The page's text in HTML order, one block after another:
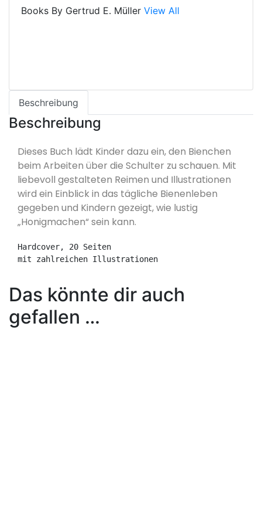
Books By Gertrud E. Müller View All
Beschreibung
Beschreibung
Dieses Buch lädt Kinder dazu ein, den Bienchen
beim Arbeiten über die Schulter zu schauen. Mit
liebevoll gestalteten Reimen und Illustrationen
wird ein Einblick in das tägliche Bienenleben
gegeben und Kindern gezeigt, wie lustig
„Honigmachen“ sein kann.
Hardcover, 20 Seiten
mit zahlreichen Illustrationen
Das könnte dir auch
gefallen …